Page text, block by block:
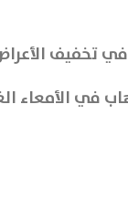
الأعراض
في